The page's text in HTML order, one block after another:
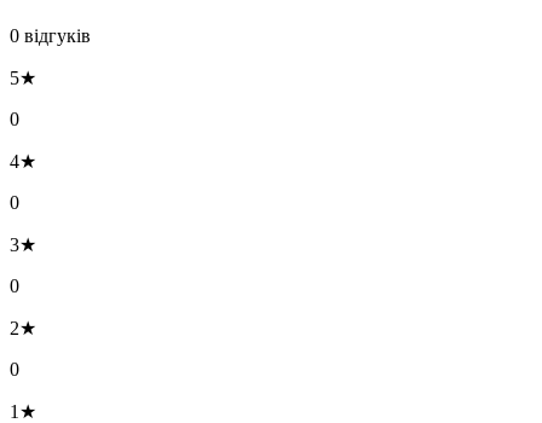
0 відгуків
5★
0
4★
0
3★
0
2★
0
1★